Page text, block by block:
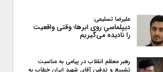
علیرضا تسلیمی:
دیپلماسیِ روی ابرها؛ وقتی واقعیت
را نادیده می‌گیریم
رهبر معظم انقلاب در پیامی به‌ مناسبت
تشییع و تدفین آقای شهید ایران خطاب به